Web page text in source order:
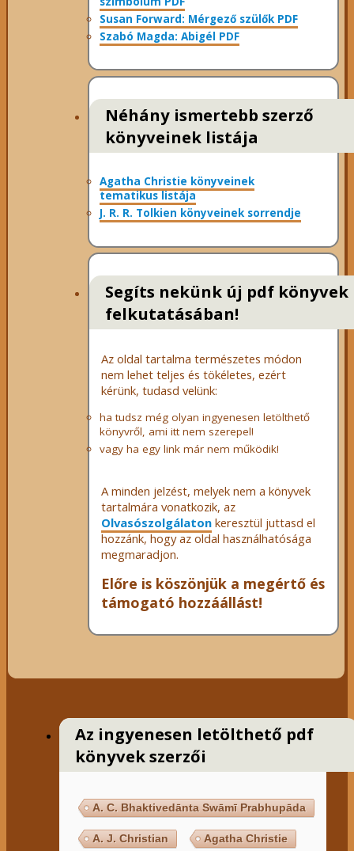
Susan Forward: Mérgező szülők PDF
Szabó Magda: Abigél PDF
Néhány ismertebb szerző
könyveinek listája
Agatha Christie könyveinek
tematikus listája
J. R. R. Tolkien könyveinek sorrendje
Segíts nekünk új pdf könyvek
felkutatásában!
Az oldal tartalma természetes módon
nem lehet teljes és tökéletes, ezért
kérünk, tudasd velünk:
ha tudsz még olyan ingyenesen letölthető
könyvről, ami itt nem szerepel!
vagy ha egy link már nem működik!
A minden jelzést, melyek nem a könyvek
tartalmára vonatkozik, az
Olvasószolgálatonkeresztül juttasd el
hozzánk, hogy az oldal használhatósága
megmaradjon.
Előre is köszönjük a megértő és
támogató hozzáállást!
Az ingyenesen letölthető pdf
könyvek szerzői
A. C. Bhaktivedānta Swāmī Prabhupāda
A. J. Christian Agatha Christie